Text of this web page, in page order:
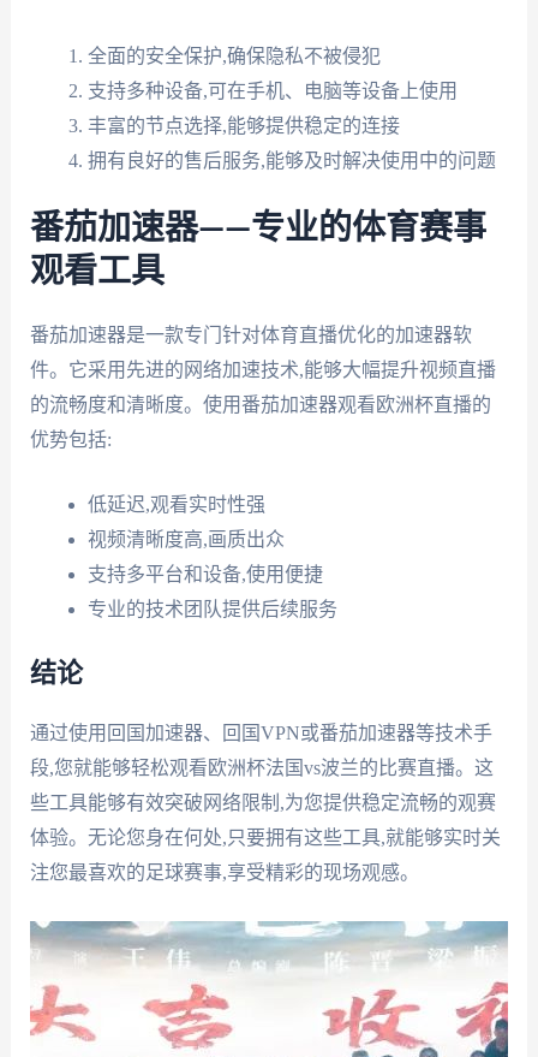
全面的安全保护,确保隐私不被侵犯
支持多种设备,可在手机、电脑等设备上使用
丰富的节点选择,能够提供稳定的连接
拥有良好的售后服务,能够及时解决使用中的问题
番茄加速器——专业的体育赛事
观看工具
番茄加速器是一款专门针对体育直播优化的加速器软
件。它采用先进的网络加速技术,能够大幅提升视频直播
的流畅度和清晰度。使用番茄加速器观看欧洲杯直播的
优势包括:
低延迟,观看实时性强
视频清晰度高,画质出众
支持多平台和设备,使用便捷
专业的技术团队提供后续服务
结论
通过使用回国加速器、回国VPN或番茄加速器等技术手
段,您就能够轻松观看欧洲杯法国vs波兰的比赛直播。这
些工具能够有效突破网络限制,为您提供稳定流畅的观赛
体验。无论您身在何处,只要拥有这些工具,就能够实时关
注您最喜欢的足球赛事,享受精彩的现场观感。